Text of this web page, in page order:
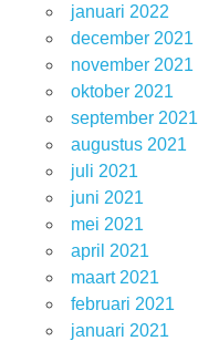
januari 2022
december 2021
november 2021
oktober 2021
september 2021
augustus 2021
juli 2021
juni 2021
mei 2021
april 2021
maart 2021
februari 2021
januari 2021